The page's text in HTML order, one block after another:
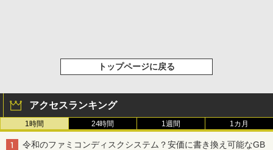
トップページに戻る
アクセスランキング
1時間 24時間 1週間 1カ月
令和のファミコンディスクシステム？安価に書き換え可能なGB